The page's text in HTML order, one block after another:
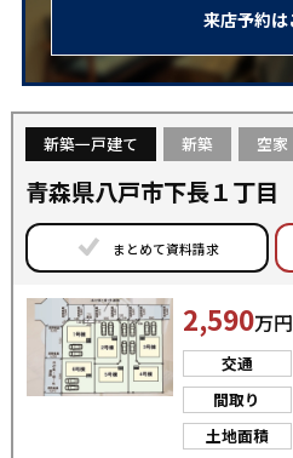
来店予約は
新築一戸建て 新築 空家
青森県八戸市下長１丁目
まとめて資料請求
2,590万円
交通
間取り
土地面積